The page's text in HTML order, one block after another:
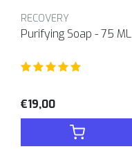
RECOVERY
Purifying Soap - 75 ML
€19,00